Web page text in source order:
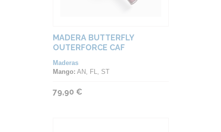
MADERA BUTTERFLY
OUTERFORCE CAF
Maderas
Mango: AN, FL, ST
79,90 €